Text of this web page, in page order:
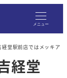
メニュー
経堂駅前店ではメッキア
経堂